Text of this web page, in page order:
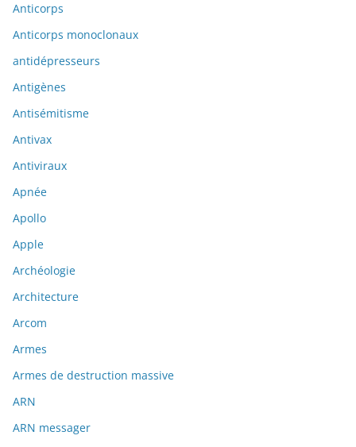
Anticorps
Anticorps monoclonaux
antidépresseurs
Antigènes
Antisémitisme
Antivax
Antiviraux
Apnée
Apollo
Apple
Archéologie
Architecture
Arcom
Armes
Armes de destruction massive
ARN
ARN messager